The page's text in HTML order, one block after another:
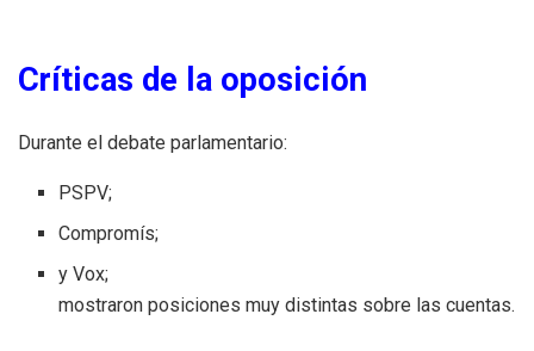
Críticas de la oposición
Durante el debate parlamentario:
PSPV;
Compromís;
y Vox;
mostraron posiciones muy distintas sobre las cuentas.